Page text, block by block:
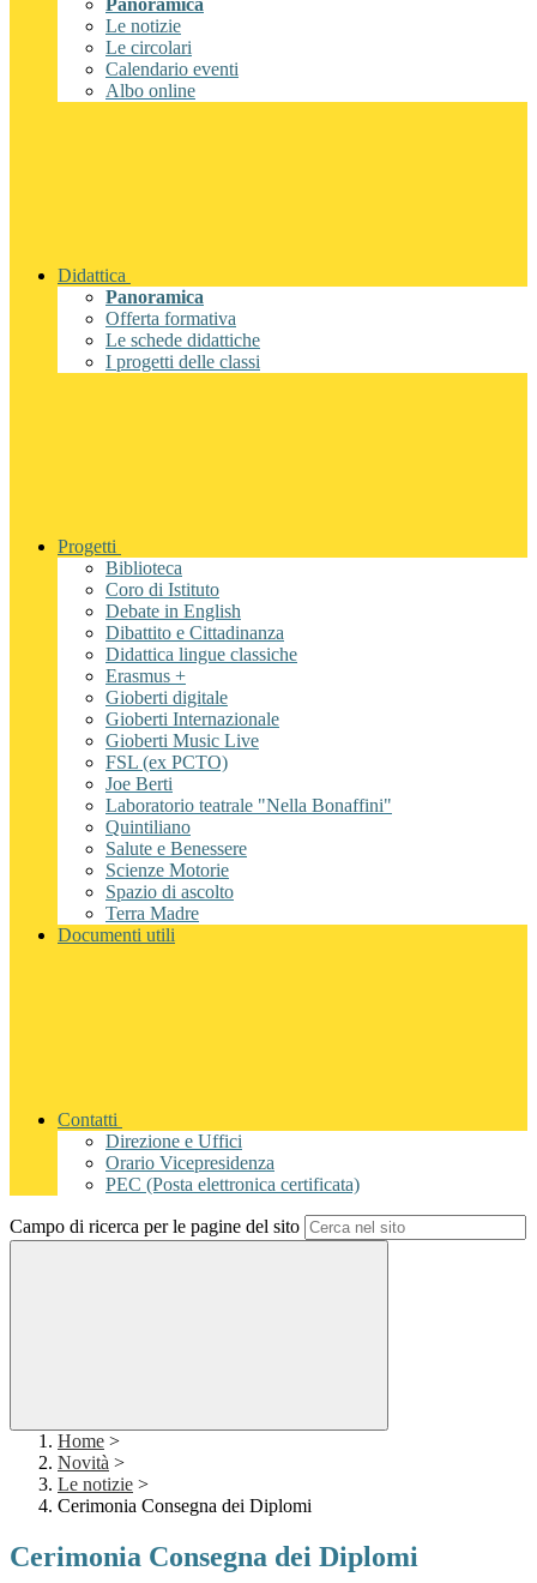
Panoramica
Le notizie
Le circolari
Calendario eventi
Albo online
Didattica
Panoramica
Offerta formativa
Le schede didattiche
I progetti delle classi
Progetti
Biblioteca
Coro di Istituto
Debate in English
Dibattito e Cittadinanza
Didattica lingue classiche
Erasmus +
Gioberti digitale
Gioberti Internazionale
Gioberti Music Live
FSL (ex PCTO)
Joe Berti
Laboratorio teatrale "Nella Bonaffini"
Quintiliano
Salute e Benessere
Scienze Motorie
Spazio di ascolto
Terra Madre
Documenti utili
Contatti
Direzione e Uffici
Orario Vicepresidenza
PEC (Posta elettronica certificata)
Campo di ricerca per le pagine del sito
Home >
Novità >
Le notizie >
Cerimonia Consegna dei Diplomi
Cerimonia Consegna dei Diplomi